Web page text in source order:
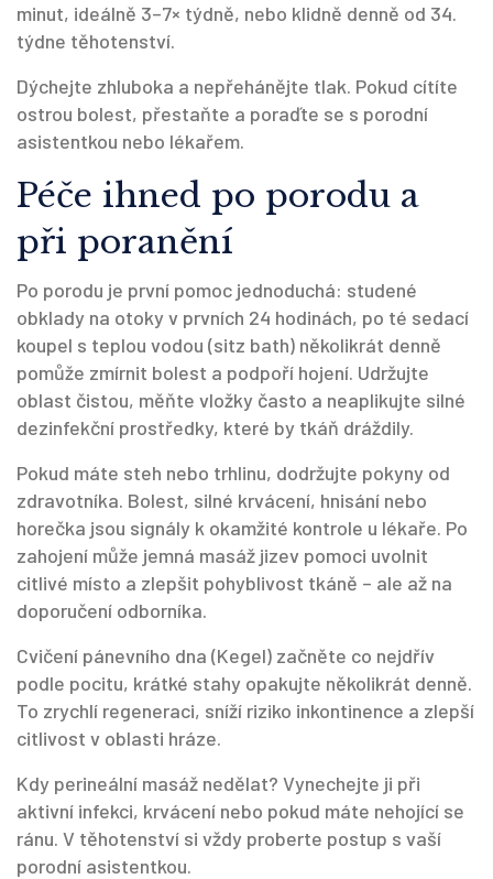
minut, ideálně 3–7× týdně, nebo klidně denně od 34.
týdne těhotenství.
Dýchejte zhluboka a nepřehánějte tlak. Pokud cítíte
ostrou bolest, přestaňte a poraďte se s porodní
asistentkou nebo lékařem.
Péče ihned po porodu a
při poranění
Po porodu je první pomoc jednoduchá: studené
obklady na otoky v prvních 24 hodinách, po té sedací
koupel s teplou vodou (sitz bath) několikrát denně
pomůže zmírnit bolest a podpoří hojení. Udržujte
oblast čistou, měňte vložky často a neaplikujte silné
dezinfekční prostředky, které by tkáň dráždily.
Pokud máte steh nebo trhlinu, dodržujte pokyny od
zdravotníka. Bolest, silné krvácení, hnisání nebo
horečka jsou signály k okamžité kontrole u lékaře. Po
zahojení může jemná masáž jizev pomoci uvolnit
citlivé místo a zlepšit pohyblivost tkáně – ale až na
doporučení odborníka.
Cvičení pánevního dna (Kegel) začněte co nejdřív
podle pocitu, krátké stahy opakujte několikrát denně.
To zrychlí regeneraci, sníží riziko inkontinence a zlepší
citlivost v oblasti hráze.
Kdy perineální masáž nedělat? Vynechejte ji při
aktivní infekci, krvácení nebo pokud máte nehojící se
ránu. V těhotenství si vždy proberte postup s vaší
porodní asistentkou.